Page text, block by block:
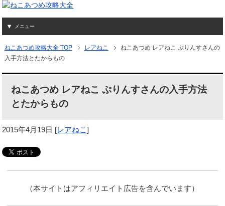
メニュー
ねこあつめ攻略大全 TOP レアねこ
ねこあつめ レアねこ ぷりんすさんの
入手方法とたからもの
ねこあつめ レアねこ ぷりんすさんの入手方法
とたからもの
2015年4月19日 [レアねこ]
（本サイトはアフィリエイト広告を含んでいます）